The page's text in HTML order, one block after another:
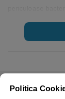
activă împotriva
materialului
Politica